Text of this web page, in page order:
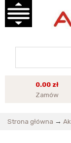
0.00 zł
Zamów
Strona główna →